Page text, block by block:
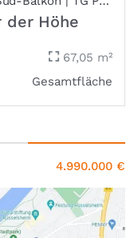
der Höhe
67,05 m²
Gesamtfläche
4.990.000 €